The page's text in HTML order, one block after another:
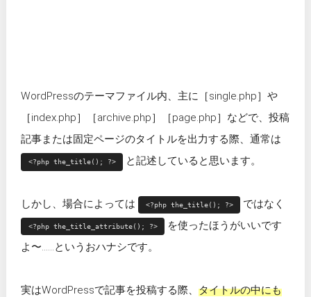
WordPressのテーマファイル内、主に［single.php］や
［index.php］［archive.php］［page.php］などで、投稿
記事または固定ページのタイトルを出力する際、通常は
<?php the_title(); ?> と記述していると思います。
しかし、場合によっては <?php the_title(); ?> ではなく
<?php the_title_attribute(); ?>
を使ったほうがいいです
よ〜……というおハナシです。
実はWordPressで記事を投稿する際、タイトルの中にも